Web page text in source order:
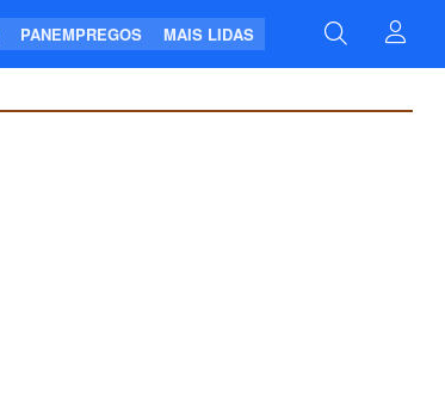
PANEMPREGOS MAIS LIDAS